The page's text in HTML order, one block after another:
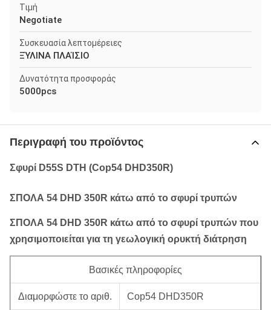
Τιμή
Negotiate
Συσκευασία λεπτομέρειες
ΞΎΛΙΝΑ ΠΛΑΊΣΙΟ
Δυνατότητα προσφοράς
5000pcs
Περιγραφή του προϊόντος
Σφυρί D55S DTH (Cop54 DHD350R)
ΣΠΟΛΑ 54 DHD 350R κάτω από το σφυρί τρυπών
ΣΠΟΛΑ 54 DHD 350R κάτω από το σφυρί τρυπών που
χρησιμοποιείται για τη γεωλογική ορυκτή διάτρηση
Βασικές πληροφορίες
Διαμορφώστε το αριθ. Cop54 DHD350R